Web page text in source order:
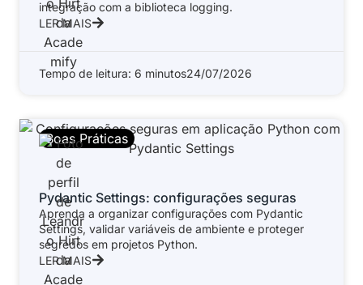
integração com a biblioteca logging.
LER MAIS
Tempo de leitura: 6 minutos24/07/2026
Boas Práticas
Pydantic Settings: configurações seguras
Aprenda a organizar configurações com Pydantic
Settings, validar variáveis de ambiente e proteger
segredos em projetos Python.
LER MAIS